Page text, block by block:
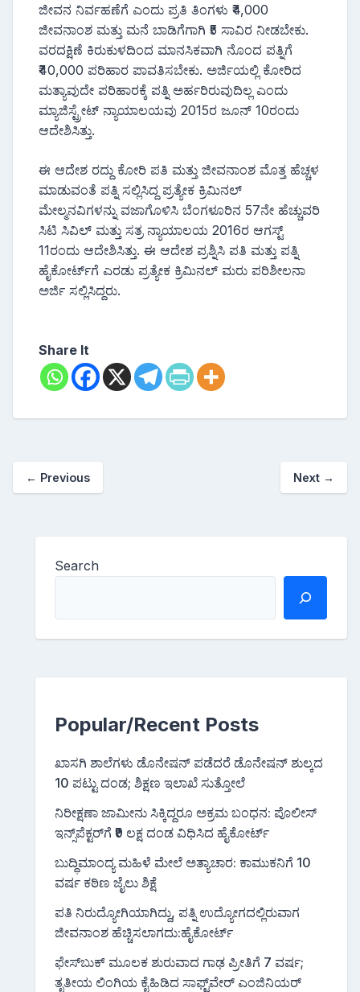
ಜೀವನ ನಿರ್ವಹಣೆಗೆ ಎಂದು ಪ್ರತಿ ತಿಂಗಳು ₹4,000
ಜೀವನಾಂಶ ಮತ್ತು ಮನೆ ಬಾಡಿಗೆಗಾಗಿ ₹5 ಸಾವಿರ ನೀಡಬೇಕು.
ವರದಕ್ಷಿಣೆ ಕಿರುಕುಳದಿಂದ ಮಾನಸಿಕವಾಗಿ ನೊಂದ ಪತ್ನಿಗೆ
₹40,000 ಪರಿಹಾರ ಪಾವತಿಸಬೇಕು. ಅರ್ಜಿಯಲ್ಲಿ ಕೋರಿದ
ಮತ್ಯಾವುದೇ ಪರಿಹಾರಕ್ಕೆ ಪತ್ನಿ ಅರ್ಹರಿರುವುದಿಲ್ಲ ಎಂದು
ಮ್ಯಾಜಿಸ್ಟ್ರೇಟ್ ನ್ಯಾಯಾಲಯವು 2015ರ ಜೂನ್ 10ರಂದು
ಆದೇಶಿಸಿತ್ತು.
ಈ ಆದೇಶ ರದ್ದು ಕೋರಿ ಪತಿ ಮತ್ತು ಜೀವನಾಂಶ ಮೊತ್ತ ಹೆಚ್ಚಳ
ಮಾಡುವಂತೆ ಪತ್ನಿ ಸಲ್ಲಿಸಿದ್ದ ಪ್ರತ್ಯೇಕ ಕ್ರಿಮಿನಲ್
ಮೇಲ್ಮನವಿಗಳನ್ನು ವಜಾಗೊಳಿಸಿ ಬೆಂಗಳೂರಿನ 57ನೇ ಹೆಚ್ಚುವರಿ
ಸಿಟಿ ಸಿವಿಲ್ ಮತ್ತು ಸತ್ರ ನ್ಯಾಯಾಲಯ 2016ರ ಆಗಸ್ಟ್
11ರಂದು ಆದೇಶಿಸಿತ್ತು. ಈ ಆದೇಶ ಪ್ರಶ್ನಿಸಿ ಪತಿ ಮತ್ತು ಪತ್ನಿ
ಹೈಕೋರ್ಟ್‌ಗೆ ಎರಡು ಪ್ರತ್ಯೇಕ ಕ್ರಿಮಿನಲ್ ಮರು ಪರಿಶೀಲನಾ
ಅರ್ಜಿ ಸಲ್ಲಿಸಿದ್ದರು.
Share It
← Previous Next →
Search
Popular/Recent Posts
ಖಾಸಗಿ ಶಾಲೆಗಳು ಡೊನೇಷನ್ ಪಡೆದರೆ ಡೊನೇಷನ್ ಶುಲ್ಕದ
10 ಪಟ್ಟು ದಂಡ; ಶಿಕ್ಷಣ ಇಲಾಖೆ ಸುತ್ತೋಲೆ
ನಿರೀಕ್ಷಣಾ ಜಾಮೀನು ಸಿಕ್ಕಿದ್ದರೂ ಅಕ್ರಮ ಬಂಧನ: ಪೊಲೀಸ್
ಇನ್ಸ್‌ಪೆಕ್ಟರ್‌ಗೆ ₹9 ಲಕ್ಷ ದಂಡ ವಿಧಿಸಿದ ಹೈಕೋರ್ಟ್
ಬುದ್ಧಿಮಾಂದ್ಯ ಮಹಿಳೆ ಮೇಲೆ ಅತ್ಯಾಚಾರ: ಕಾಮುಕನಿಗೆ 10
ವರ್ಷ ಕಠಿಣ ಜೈಲು ಶಿಕ್ಷೆ
ಪತಿ ನಿರುದ್ಯೋಗಿಯಾಗಿದ್ದು, ಪತ್ನಿ ಉದ್ಯೋಗದಲ್ಲಿರುವಾಗ
ಜೀವನಾಂಶ ಹೆಚ್ಚಿಸಲಾಗದು:ಹೈಕೋರ್ಟ್
ಫೇಸ್‌ಬುಕ್‌ ಮೂಲಕ ಶುರುವಾದ ಗಾಢ ಪ್ರೀತಿಗೆ 7 ವರ್ಷ;
ತೃತೀಯ ಲಿಂಗಿಯ ಕೈಹಿಡಿದ ಸಾಫ್ಟ್‌ವೇರ್ ಎಂಜಿನಿಯರ್